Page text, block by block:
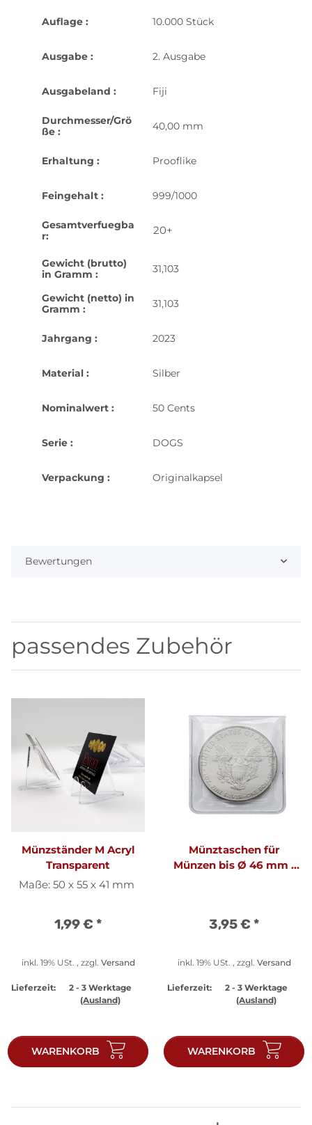
Auflage : 10.000 Stück
Ausgabe : 2. Ausgabe
Ausgabeland : Fiji
Durchmesser/Grö
ße :
40,00 mm
Erhaltung : Prooflike
Feingehalt : 999/1000
Gesamtverfuegba
r:
20+
Gewicht (brutto)
in Gramm :
31,103
Gewicht (netto) in
Gramm :
31,103
Jahrgang : 2023
Material : Silber
Nominalwert : 50 Cents
Serie : DOGS
Verpackung : Originalkapsel
Bewertungen
passendes Zubehör
Münzständer M Acryl
Transparent
Maße: 50 x 55 x 41 mm
1,99 € *
inkl. 19% USt. , zzgl. Versand
Lieferzeit:
2 - 3 Werktage
(Ausland)
WARENKORB
Münztaschen für
Münzen bis Ø 46 mm -
3,95 € *
inkl. 19% USt. , zzgl. Versand
Lieferzeit:
2 - 3 Werktage
(Ausland)
WARENKORB